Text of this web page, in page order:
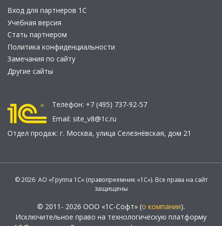
Вход для партнеров 1С
Учебная версия
Стать партнером
Политика конфиденциальности
Замечания по сайту
Другие сайты
Телефон: +7 (495) 737-92-57
Email: site_v8@1c.ru
Отдел продаж: г. Москва, улица Селезнёвская, дом 21
© 2026 АО «Группа 1С» (правопреемник «1С»). Все права на сайт
защищены
© 2011- 2026 ООО «1С-Софт» (о компании).
Исключительное право на технологическую платформу